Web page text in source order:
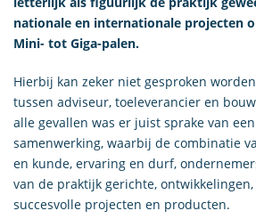
nationale en internationale projecten
Mini- tot Giga-palen.
Hierbij kan zeker niet gesproken
tussen adviseur, toeleverancier en
alle gevallen was er juist sprake van
samenwerking, waarbij de combinatie
en kunde, ervaring en durf,
van de praktijk gerichte,
succesvolle projecten en producten.